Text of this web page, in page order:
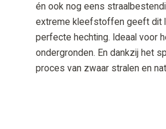
én ook nog eens
extreme kleefstoffen geeft dit
perfecte hechting. Ideaal voor
ondergronden. En dankzij het
proces van zwaar stralen en